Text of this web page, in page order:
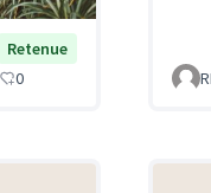
Retenue
0